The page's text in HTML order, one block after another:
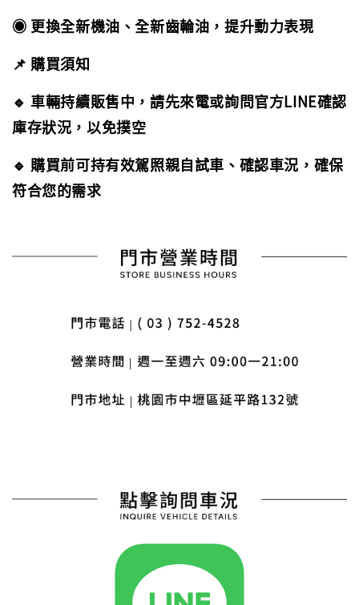
◉ 更換全新機油、全新齒輪油，提升動力表現
📌 購買須知
🔹 車輛持續販售中，請先來電或詢問官方LINE確認
庫存狀況，以免撲空
🔹 購買前可持有效駕照親自試車、確認車況，確保
符合您的需求